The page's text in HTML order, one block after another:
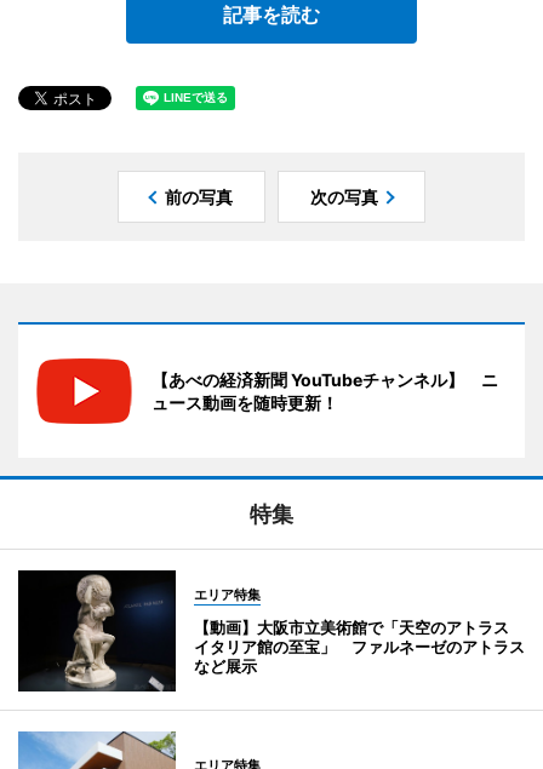
記事を読む
前の写真 次の写真
【あべの経済新聞 YouTubeチャンネル】 ニ
ュース動画を随時更新！
特集
エリア特集
【動画】大阪市立美術館で「天空のアトラス
イタリア館の至宝」 ファルネーゼのアトラス
など展示
エリア特集